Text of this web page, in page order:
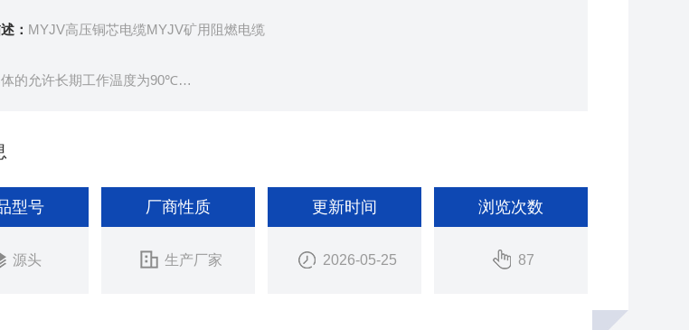
： MYJV高压铜芯电缆MYJV矿用阻燃电缆
的允许长期工作温度为90℃
型号
源头
厂商性质
生产厂家
更新时间
2026-05-25
浏览次数
87